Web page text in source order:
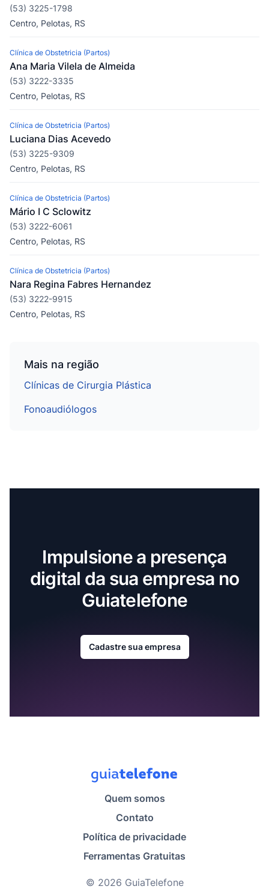
(53) 3225-1798
Centro, Pelotas, RS
Clínica de Obstetricia (Partos)
Ana Maria Vilela de Almeida
(53) 3222-3335
Centro, Pelotas, RS
Clínica de Obstetricia (Partos)
Luciana Dias Acevedo
(53) 3225-9309
Centro, Pelotas, RS
Clínica de Obstetricia (Partos)
Mário I C Sclowitz
(53) 3222-6061
Centro, Pelotas, RS
Clínica de Obstetricia (Partos)
Nara Regina Fabres Hernandez
(53) 3222-9915
Centro, Pelotas, RS
Mais na região
Clínicas de Cirurgia Plástica
Fonoaudiólogos
Impulsione a presença
digital da sua empresa no
Guiatelefone
Cadastre sua empresa
Quem somos
Contato
Política de privacidade
Ferramentas Gratuitas
© 2026 GuiaTelefone